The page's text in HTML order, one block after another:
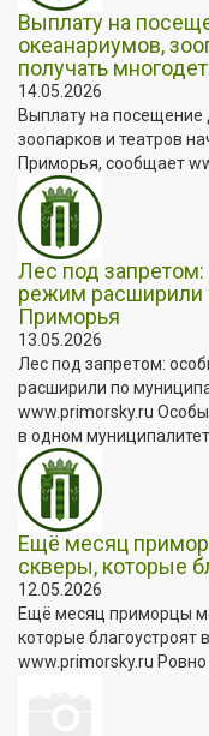
Выплату на
океанариумов,
получать
14.05.2026
Выплату на посещение
зоопарков и театров
Приморья, сообщает
Лес под
режим расширили
Приморья
13.05.2026
Лес под запретом:
расширили по
www.primorsky.ru
в одном
Ещё месяц
скверы, которые
12.05.2026
Ещё месяц приморцы
которые благоустроят
www.primorsky.ru Ровно